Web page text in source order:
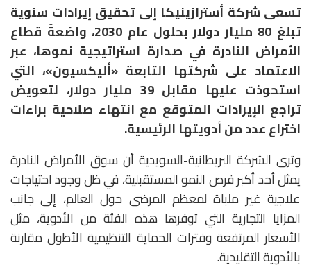
تسعى شركة أسترازينيكا إلى تحقيق إيرادات سنوية
تبلغ 80 مليار دولار بحلول عام 2030، واضعةً قطاع
الأمراض النادرة في صدارة استراتيجية نموها، عبر
الاعتماد على شركتها التابعة «أليكسيون»، التي
استحوذت عليها مقابل 39 مليار دولار، لتعويض
تراجع الإيرادات المتوقع مع انتهاء صلاحية براءات
اختراع عدد من أدويتها الرئيسية.
وترى الشركة البريطانية-السويدية أن سوق الأمراض النادرة
يمثل أحد أكبر فرص النمو المستقبلية، في ظل وجود احتياجات
علاجية غير ملباة لمعظم المرضى حول العالم، إلى جانب
المزايا التجارية التي توفرها هذه الفئة من الأدوية، مثل
الأسعار المرتفعة وفترات الحماية التنظيمية الأطول مقارنة
بالأدوية التقليدية.